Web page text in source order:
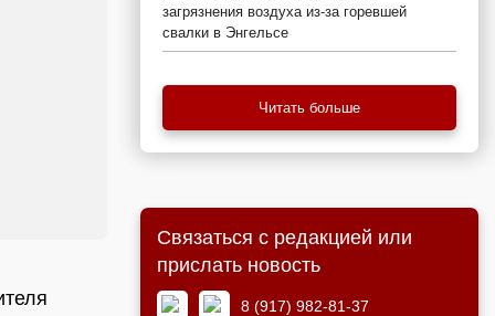
загрязнения воздуха из-за горевшей
свалки в Энгельсе
Читать больше
Связаться с редакцией или
прислать новость
8 (917) 982-81-37